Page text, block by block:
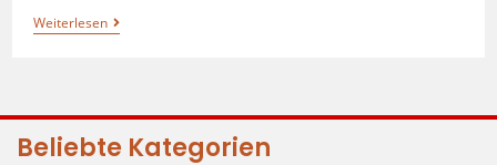
Weiterlesen
Beliebte Kategorien